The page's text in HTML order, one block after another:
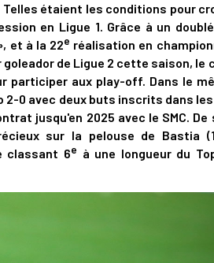
étaient les conditions pour
en Ligue 1. Grâce à un
et à la 22e réalisation en
de Ligue 2 cette saison, le
participer aux play-off. Dans le
2-0 avec deux buts inscrits dans
jusqu'en 2025 avec le SMC. De
sur la pelouse de Bastia
classant 6e à une longueur du